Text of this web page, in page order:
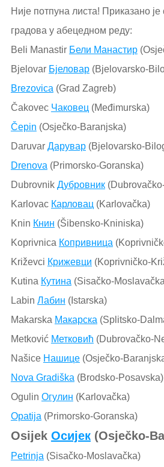
Није потпуна листа! Приказано
градова у абецедном реду:
Beli Manastir Бели Манастир
Bjelovar Бјеловар(Bjelovarsko-
Brezovica (Grad Zagreb)
Čakovec Чаковец (Međimurska)
Čepin (Osječko-Baranjska)
Daruvar Дарувар(Bjelovarsko-
Drenova (Primorsko-Goranska)
Dubrovnik Дубровник
Karlovac Карловац (Karlovačka)
Knin Книн (Šibensko-Kniniska)
Koprivnica Копривница
Križevci Крижевци (Koprivničko-
Kutina Кутина (Sisačko-
Labin Лабин (Istarska)
Makarska Макарска (Splitsko-
Metković Метковић (Dubrovačko-
Našice Нашице(Osječko-
Nova Gradiška (Brodsko-Posavska)
Ogulin Огулин (Karlovačka)
Opatija (Primorsko-Goranska)
Osijek Осијек(Osječko-
Petrinja (Sisačko-Moslavačka)